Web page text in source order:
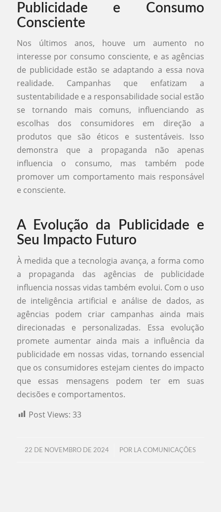
Publicidade e Consumo
Consciente
Nos últimos anos, houve um aumento no
interesse por consumo consciente, e as agências
de publicidade estão se adaptando a essa nova
realidade. Campanhas que enfatizam a
sustentabilidade e a responsabilidade social estão
se tornando mais comuns, influenciando as
escolhas dos consumidores em direção a
produtos que são éticos e sustentáveis. Isso
demonstra que a propaganda não apenas
influencia o consumo, mas também pode
promover um comportamento mais responsável
e consciente.
A Evolução da Publicidade e
Seu Impacto Futuro
À medida que a tecnologia avança, a forma como
a propaganda das agências de publicidade
influencia nossas vidas também evolui. Com o uso
de inteligência artificial e análise de dados, as
agências podem criar campanhas ainda mais
direcionadas e personalizadas. Essa evolução
promete aumentar ainda mais a influência da
publicidade em nossas vidas, tornando essencial
que os consumidores estejam cientes do impacto
que essas mensagens podem ter em suas
decisões e comportamentos.
Post Views: 33
22 DE NOVEMBRO DE 2024
/ POR LA COMUNICAÇÕES